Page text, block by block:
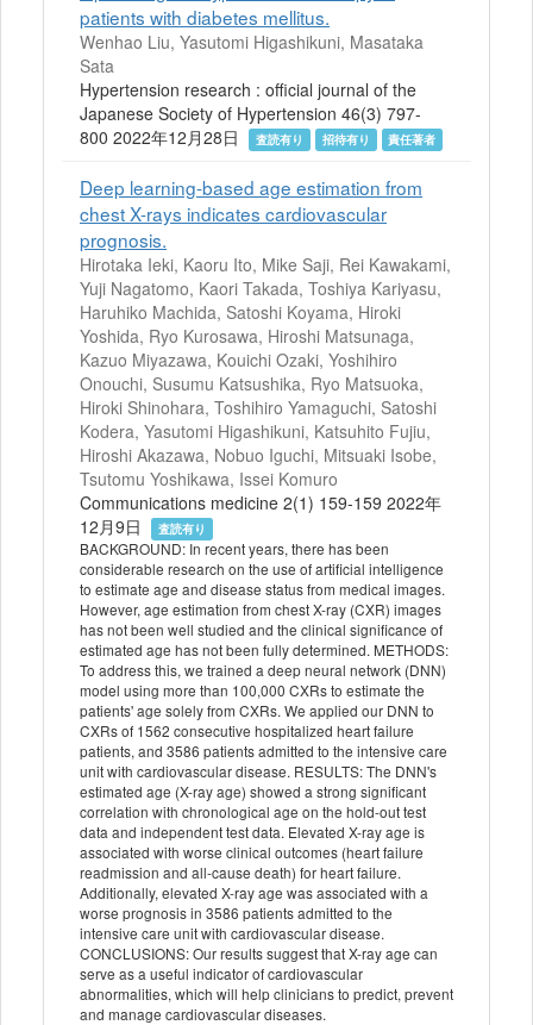
patients with diabetes mellitus.
Wenhao Liu, Yasutomi Higashikuni, Masataka
Sata
Hypertension research : official journal of the
Japanese Society of Hypertension 46(3) 797-
800 2022年12月28日
査読有り 招待有り 責任著者
Deep learning-based age estimation from
chest X-rays indicates cardiovascular
prognosis.
Hirotaka Ieki, Kaoru Ito, Mike Saji, Rei Kawakami,
Yuji Nagatomo, Kaori Takada, Toshiya Kariyasu,
Haruhiko Machida, Satoshi Koyama, Hiroki
Yoshida, Ryo Kurosawa, Hiroshi Matsunaga,
Kazuo Miyazawa, Kouichi Ozaki, Yoshihiro
Onouchi, Susumu Katsushika, Ryo Matsuoka,
Hiroki Shinohara, Toshihiro Yamaguchi, Satoshi
Kodera, Yasutomi Higashikuni, Katsuhito Fujiu,
Hiroshi Akazawa, Nobuo Iguchi, Mitsuaki Isobe,
Tsutomu Yoshikawa, Issei Komuro
Communications medicine 2(1) 159-159 2022年
12月9日
査読有り
BACKGROUND: In recent years, there has been
considerable research on the use of artificial intelligence
to estimate age and disease status from medical images.
However, age estimation from chest X-ray (CXR) images
has not been well studied and the clinical significance of
estimated age has not been fully determined. METHODS:
To address this, we trained a deep neural network (DNN)
model using more than 100,000 CXRs to estimate the
patients' age solely from CXRs. We applied our DNN to
CXRs of 1562 consecutive hospitalized heart failure
patients, and 3586 patients admitted to the intensive care
unit with cardiovascular disease. RESULTS: The DNN's
estimated age (X-ray age) showed a strong significant
correlation with chronological age on the hold-out test
data and independent test data. Elevated X-ray age is
associated with worse clinical outcomes (heart failure
readmission and all-cause death) for heart failure.
Additionally, elevated X-ray age was associated with a
worse prognosis in 3586 patients admitted to the
intensive care unit with cardiovascular disease.
CONCLUSIONS: Our results suggest that X-ray age can
serve as a useful indicator of cardiovascular
abnormalities, which will help clinicians to predict, prevent
and manage cardiovascular diseases.